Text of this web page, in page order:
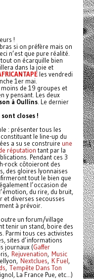
!
si on préfère mais on
n’est que pure réalité.
on écarquille bien
dans la joie et
les vendredi
1er mai.
de 19 groupes et
y pensant. Les deux
à Oullins. Le dernier
closes !
: présenter tous les
le line-up du
a su se construire une
réputation tant par la
Pendant ces 3
rock côtoieront des
des gloires lyonnaises
tout le bien que
l’occasion de
du rire, du bruit,
et diverses secousses
à prévoir.
un forum/village
tenir un stand, boire des
Parmi tous ces activistes
sites d’informations
journaux (Gaffer
Rejuvenation, Music
Nextclues, K Fuel,
, Tempête Dans Ton
La France Pue, etc...)